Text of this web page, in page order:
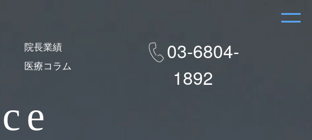
院長業績
医療コラム
03-6804-
1892